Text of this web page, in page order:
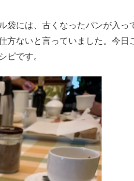
袋には、古くなったパンが入っ
方ないと言っていました。今日
ピです。